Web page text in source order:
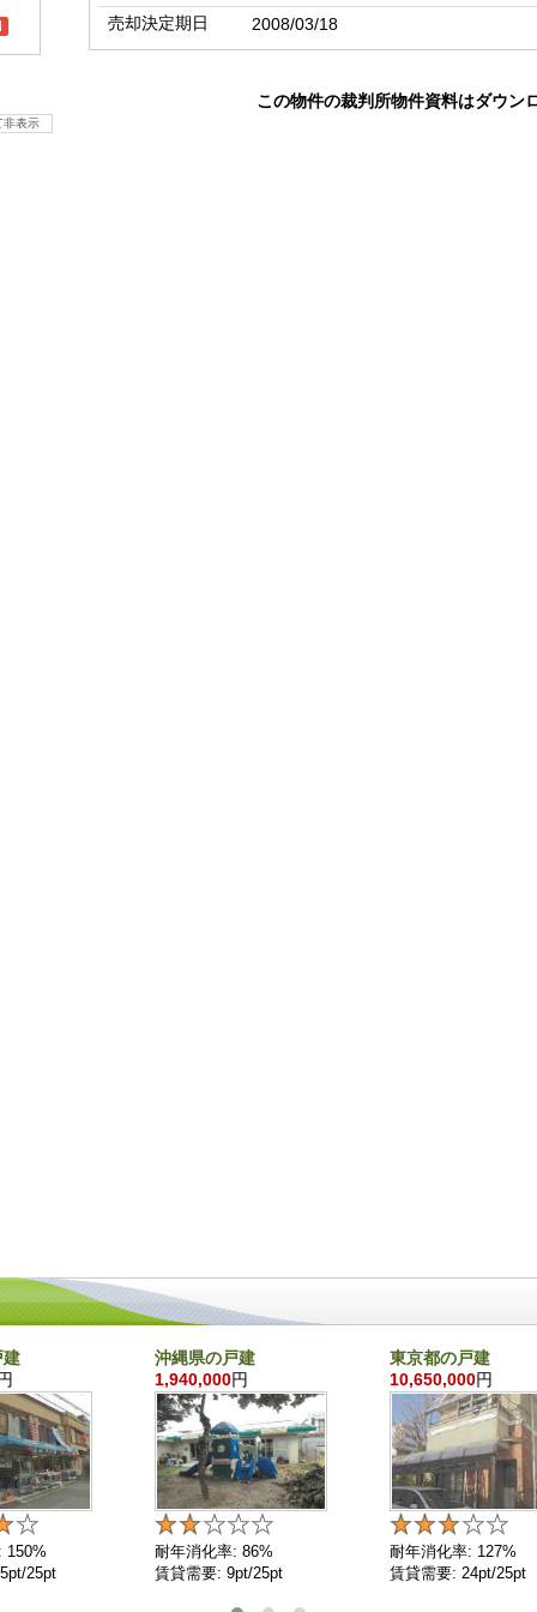
非表示
売却決定期日
2008/03/18
この物件の裁判所物件資料はダウン
建
150%
25pt
沖縄県の戸建
1,940,000円
耐年消化率: 86%
賃貸需要: 9pt/25pt
東京都の戸建
10,650,000円
耐年消化率: 127%
賃貸需要: 24pt/25pt